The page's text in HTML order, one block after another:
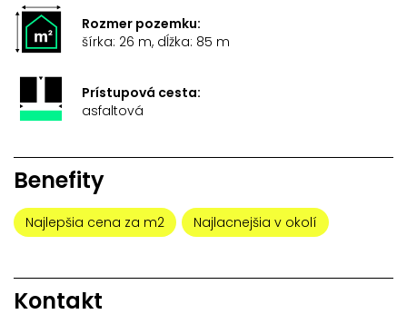
Rozmer pozemku:
šírka: 26 m, dĺžka: 85 m
Prístupová cesta:
asfaltová
Benefity
Najlepšia cena za m2 Najlacnejšia v okolí
Kontakt